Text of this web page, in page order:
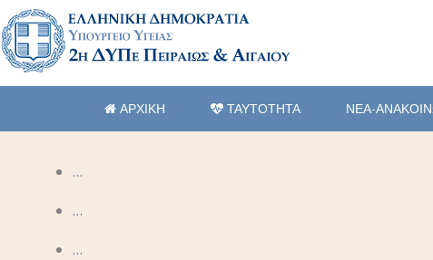
ΑΡΧΙΚΗ ΤΑΥΤΟΤΗΤΑ ΝΕΑ-
...
...
...